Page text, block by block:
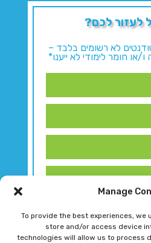
Manage
To provide the best experiences, we
store and/or access device
technologies will allow us to process
לעזור לכם?
לא רשומים בלבד –
או חומר לימודי לא ייענו*